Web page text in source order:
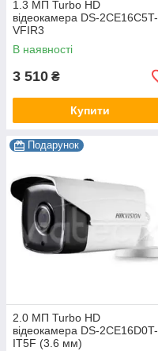
1.3 МП Turbo HD
відеокамера DS-2CE16C5T-
VFIR3
В наявності
3 510 ₴
Купити
Подарунок
2.0 МП Turbo HD
відеокамера DS-2CE16D0T-
IT5F (3.6 мм)